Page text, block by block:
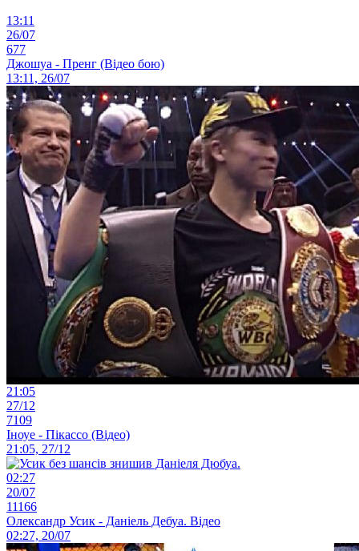
13:11
26/07
677
Джошуа - Пренг (Відео бою)
13:11, 26/07
21:05
27/12
7109
Іноуе - Пікассо (Відео)
21:05, 27/12
02:27
20/07
11166
Олександр Усик - Даніель Дебуа. Відео
02:27, 20/07